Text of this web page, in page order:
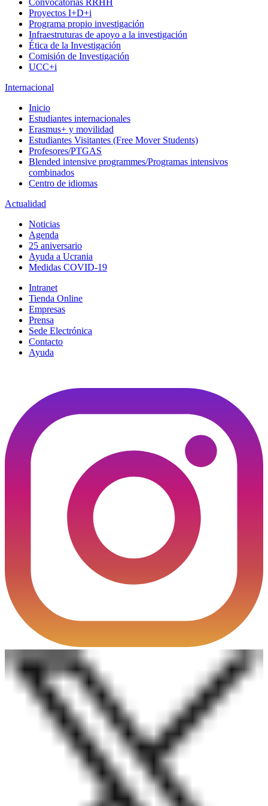
Convocatorias RRHH
Proyectos I+D+i
Programa propio investigación
Infraestruturas de apoyo a la investigación
Ética de la Investigación
Comisión de Investigación
UCC+i
Internacional
Inicio
Estudiantes internacionales
Erasmus+ y movilidad
Estudiantes Visitantes (Free Mover Students)
Profesores/PTGAS
Blended intensive programmes/Programas intensivos
combinados
Centro de idiomas
Actualidad
Noticias
Agenda
25 aniversario
Ayuda a Ucrania
Medidas COVID-19
Intranet
Tienda Online
Empresas
Prensa
Sede Electrónica
Contacto
Ayuda